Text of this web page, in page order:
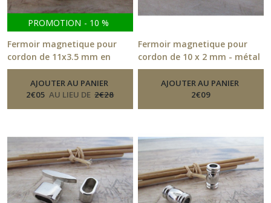
PROMOTION - 10 %
Fermoir magnetique pour
cordon de 11x3.5 mm en
métal argenté, argenté mat,
doré mat, doré - 263.51-
Fermoirs
AJOUTER AU PANIER
2€05 AU LIEU DE 2€28
Fermoir magnetique pour
cordon de 10 x 2 mm - métal
doré- 262.51-Fermoirs
AJOUTER AU PANIER
2€09